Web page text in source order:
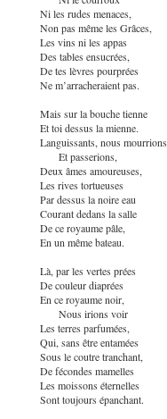
Ni les rudes menaces,
Non pas même les Grâces,
Les vins ni les appas
Des tables ensucrées,
De tes lèvres pourprées
Ne m’arracheraient pas.
Mais sur la bouche tienne
Et toi dessus la mienne.
Languissants, nous mourrions
Et passerions,
Deux âmes amoureuses,
Les rives tortueuses
Par dessus la noire eau
Courant dedans la salle
De ce royaume pâle,
En un même bateau.
Là, par les vertes prées
De couleur diaprées
En ce royaume noir,
Nous irions voir
Les terres parfumées,
Qui, sans être entamées
Sous le coutre tranchant,
De fécondes mamelles
Les moissons éternelles
Sont toujours épanchant.